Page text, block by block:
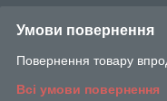
Умови повернення
Повернення товару
Всі умови повернення